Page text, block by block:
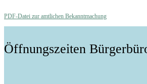
PDF-Datei zur amtlichen Bekanntmachung
Öffnungszeiten